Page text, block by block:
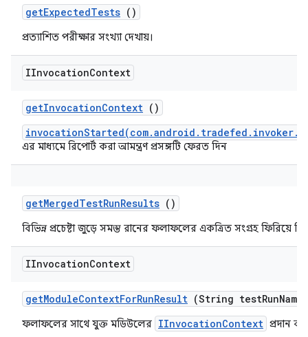
getExpectedTests ()
প্রত্যাশিত পরীক্ষার সংখ্যা দেখায়।
IInvocationContext
getInvocationContext ()
এর মাধ্যমে রিপোর্ট করা আমন্ত্রণ প্রসঙ্গটি ফেরত দিন
getMergedTestRunResults ()
বিভিন্ন প্রচেষ্টা জুড়ে সমস্ত রানের ফলাফলের একত্রিত সংগ্রহ ফিরিয়ে
IInvocationContext
getModuleContextForRunResult (String testRunName)
ফলাফলের সাথে যুক্ত মডিউলের IInvocationContext প্রদান